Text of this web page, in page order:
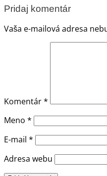
Pridaj komentár
Vaša e-mailová adresa
Komentár*
Meno *
E-mail *
Adresa webu